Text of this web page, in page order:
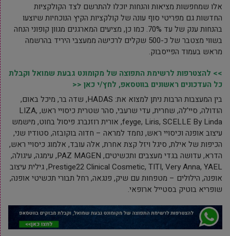
אלו שמחפשות מציאות והנחות יוכלו להתרשם לצד הקולקציות
החדשות גם מפריטי סוף עונה של קולקציות הקיץ הנוכחיות שיוצעו
בהנחות ענק של עד 70%. כמו כן, מציעים המארגנים מגוון קופוני הנחה
בשווי מצטבר של כ-500 שקלים לרכישה ממעצבי היריד בהרשמה
מראש בעמוד הפייסבוק.
>> להצטרפות לרשימת התפוצה של מקומונט גבעת שמואל וקבלת
כל העדכונים ראשונים בווטסאפ, לחץ/י כאן <<
בין המעצבות הרבות ניתן למצוא את: HADAS, שדה בר, מיכל באום,
הודולה, סיי’לה, שחרית, עדי שרעבי, סהר שטרית כיסויי ראש, LIZA,
feyge, Liris, SCELLE By Linda, אורית רוזנברג פיסול בחוט, מישמש
עיצוב אופנה וכיסויי ראש, נחמד למראה – חדוה בוקובזה, סטודיו שני,
הכיפות של אילת, סיגל ויזל קצת אחרת, אלה עובד, אלמוג כיסויי ראש,
הדרא, עדושה בגדי מעצבים ותכשיטים, PAZ MAGEN, עימגה, עיגולה,
Prestige22 Clinical Cosmetic, TITI, Very Anna, YAEL, גילית עיצוב
אופנה, הילולים – מטפחות עם שיק, פנגאה, רחל תבורי תכשיטי אופנה,
שופריא בוטיק בסטייל ארופאי.